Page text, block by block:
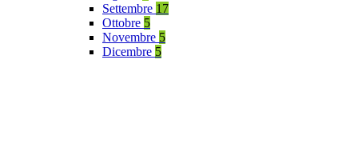
Settembre 17
Ottobre 5
Novembre 5
Dicembre 5